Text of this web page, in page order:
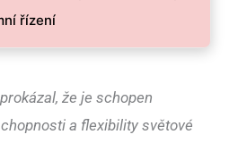
řízení
že je schopen
a flexibility světové